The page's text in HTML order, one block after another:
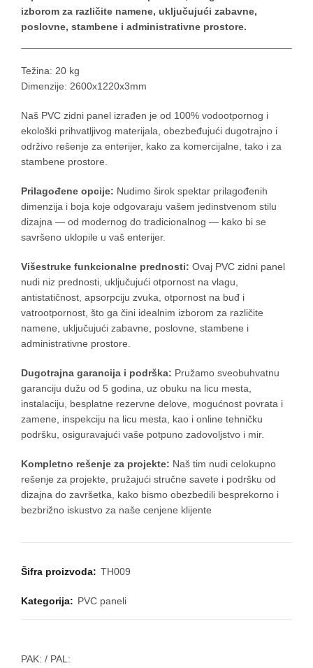
bila:
8.500,00 RSD.
6.500,00
izborom za različite namene, uključujući zabavne,
poslovne, stambene i administrativne prostore.
Težina: 20 kg
Dimenzije: 2600x1220x3mm
Naš PVC zidni panel izrađen je od 100% vodootpornog i
ekološki prihvatljivog materijala, obezbeđujući dugotrajno i
održivo rešenje za enterijer, kako za komercijalne, tako i za
stambene prostore.
Prilagođene opcije: Nudimo širok spektar prilagođenih
dimenzija i boja koje odgovaraju vašem jedinstvenom stilu
dizajna — od modernog do tradicionalnog — kako bi se
savršeno uklopile u vaš enterijer.
Višestruke funkcionalne prednosti: Ovaj PVC zidni panel
nudi niz prednosti, uključujući otpornost na vlagu,
antistatičnost, apsorpciju zvuka, otpornost na buđ i
vatrootpornost, što ga čini idealnim izborom za različite
namene, uključujući zabavne, poslovne, stambene i
administrativne prostore.
Dugotrajna garancija i podrška: Pružamo sveobuhvatnu
garanciju dužu od 5 godina, uz obuku na licu mesta,
instalaciju, besplatne rezervne delove, mogućnost povrata i
zamene, inspekciju na licu mesta, kao i online tehničku
podršku, osiguravajući vaše potpuno zadovoljstvo i mir.
Kompletno rešenje za projekte: Naš tim nudi celokupno
rešenje za projekte, pružajući stručne savete i podršku od
dizajna do završetka, kako bismo obezbedili besprekorno i
bezbrižno iskustvo za naše cenjene klijente
Šifra proizvoda: TH009
Kategorija: PVC paneli
PAK: / PAL: